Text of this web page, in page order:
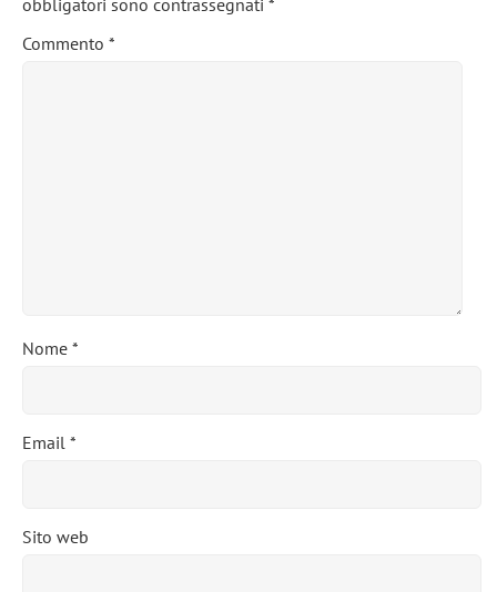
obbligatori sono contrassegnati *
Commento *
Nome *
Email *
Sito web